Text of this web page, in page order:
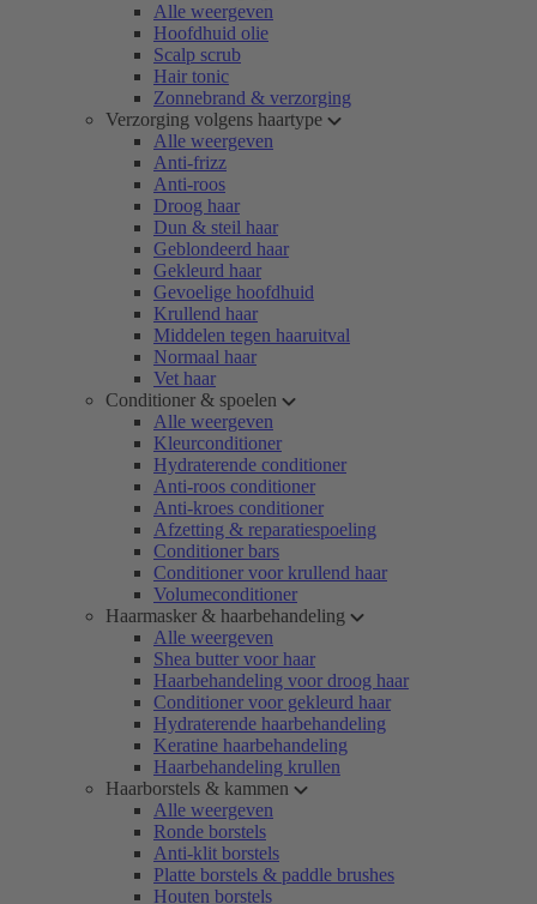
Alle weergeven
Hoofdhuid olie
Scalp scrub
Hair tonic
Zonnebrand & verzorging
Verzorging volgens haartype
Alle weergeven
Anti-frizz
Anti-roos
Droog haar
Dun & steil haar
Geblondeerd haar
Gekleurd haar
Gevoelige hoofdhuid
Krullend haar
Middelen tegen haaruitval
Normaal haar
Vet haar
Conditioner & spoelen
Alle weergeven
Kleurconditioner
Hydraterende conditioner
Anti-roos conditioner
Anti-kroes conditioner
Afzetting & reparatiespoeling
Conditioner bars
Conditioner voor krullend haar
Volumeconditioner
Haarmasker & haarbehandeling
Alle weergeven
Shea butter voor haar
Haarbehandeling voor droog haar
Conditioner voor gekleurd haar
Hydraterende haarbehandeling
Keratine haarbehandeling
Haarbehandeling krullen
Haarborstels & kammen
Alle weergeven
Ronde borstels
Anti-klit borstels
Platte borstels & paddle brushes
Houten borstels